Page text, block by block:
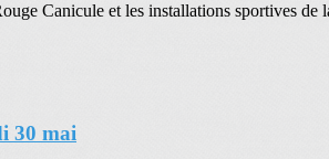
Canicule et les installations sportives
30 mai